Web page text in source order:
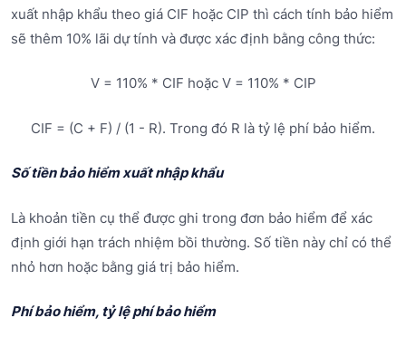
xuất nhập khẩu theo giá CIF hoặc CIP thì cách tính bảo hiểm
sẽ thêm 10% lãi dự tính và được xác định bằng công thức:
V = 110% * CIF hoặc V = 110% * CIP
CIF = (C + F) / (1 - R). Trong đó R là tỷ lệ phí bảo hiểm.
Số tiền bảo hiểm xuất nhập khẩu
Là khoản tiền cụ thể được ghi trong đơn bảo hiểm để xác
định giới hạn trách nhiệm bồi thường. Số tiền này chỉ có thể
nhỏ hơn hoặc bằng giá trị bảo hiểm.
Phí bảo hiểm, tỷ lệ phí bảo hiểm